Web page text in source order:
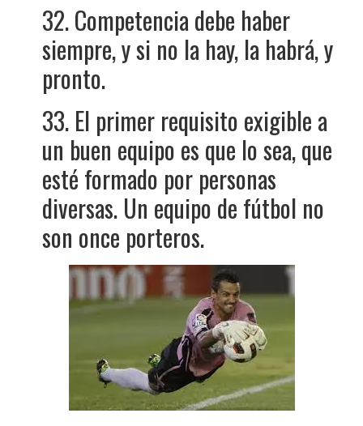
32. Competencia debe haber
siempre, y si no la hay, la habrá, y
pronto.
33. El primer requisito exigible a
un buen equipo es que lo sea, que
esté formado por personas
diversas. Un equipo de fútbol no
son once porteros.